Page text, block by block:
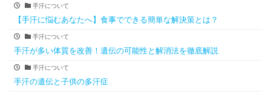
手汗について
【手汗に悩むあなたへ】食事でできる簡単な解決策とは？
手汗について
手汗が多い体質を改善！遺伝の可能性と解消法を徹底解説
手汗について
手汗の遺伝と子供の多汗症